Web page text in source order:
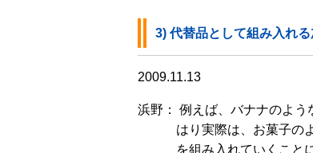
3) 代替品として組み入れ
2009.11.13
浜野： 例えば、バナナのよ
はり実際は、お菓子の
を組み入れていくこと